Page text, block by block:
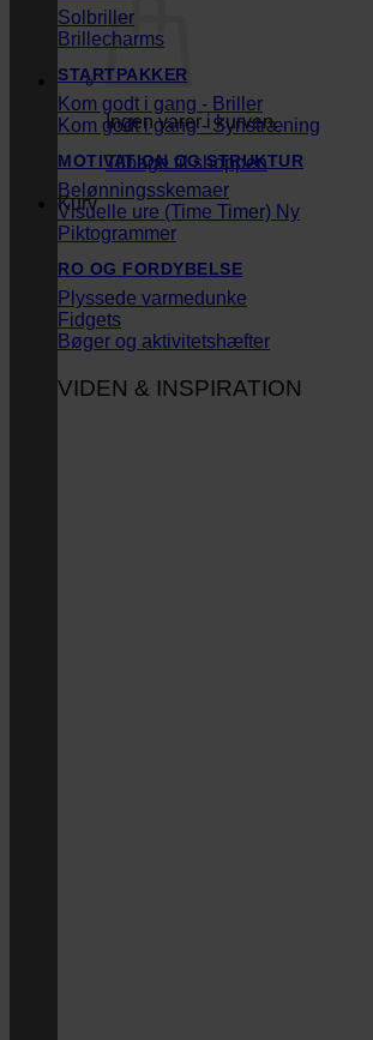
Ingen varer i kurven.
Tilbage til shoppen
Kurv
Solbriller
Brillecharms
STARTPAKKER
Kom godt i gang - Briller
Kom godt i gang - Synstræning
MOTIVATION OG STRUKTUR
Belønningsskemaer
Visuelle ure (Time Timer)
Piktogrammer
RO OG FORDYBELSE
Plyssede varmedunke
Fidgets
Bøger og aktivitetshæfter
VIDEN & INSPIRATION